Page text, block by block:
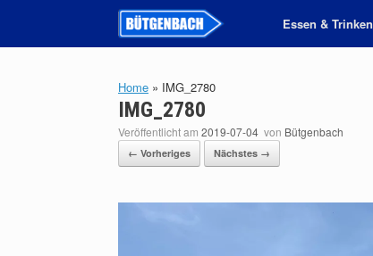
Essen & Trinken
Home » IMG_2780
IMG_2780
Veröffentlicht am 2019-07-04 von Bütgenbach
← Vorheriges Nächstes →